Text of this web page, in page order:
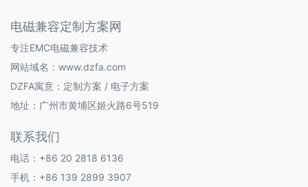
电磁兼容定制方案网
专注EMC电磁兼容技术
网站域名：www.dzfa.com
DZFA寓意：定制方案 / 电子方案
地址：广州市黄埔区姬火路6号519
联系我们
电话：+86 20 2818 6136
手机：+86 139 2899 3907